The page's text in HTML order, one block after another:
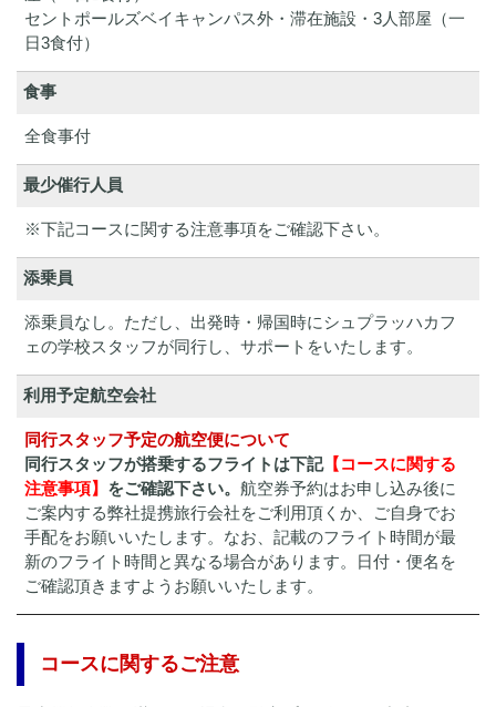
セントポールズベイキャンパス外・滞在施設・3人部屋（一
日3食付）
食事
全食事付
最少催行人員
※下記コースに関する注意事項をご確認下さい。
添乗員
添乗員なし。ただし、出発時・帰国時にシュプラッハカフ
ェの学校スタッフが同行し、サポートをいたします。
利用予定航空会社
同行スタッフ予定の航空便について
同行スタッフが搭乗するフライトは下記【コースに関する
注意事項】 をご確認下さい。 航空券予約はお申し込み後に
ご案内する弊社提携旅行会社をご利用頂くか、ご自身でお
手配をお願いいたします。なお、記載のフライト時間が最
新のフライト時間と異なる場合があります。⽇付・便名を
ご確認頂きますようお願いいたします。
コースに関するご注意